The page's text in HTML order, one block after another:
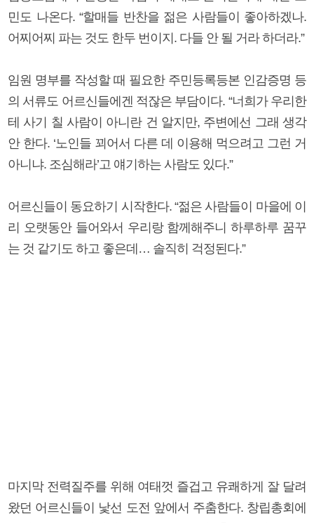
민도 나온다. “할매들 반찬을 젊은 사람들이 좋아하겠나.
어찌어찌 파는 것도 한두 번이지. 다들 안 될 거라 하더라.”
임원 명부를 작성할 때 필요한 주민등록등본 인감증명 등
의 서류도 어르신들에겐 적잖은 부담이다. “너희가 우리한
테 사기 칠 사람이 아니란 건 알지만, 주변에선 그래 생각
안 한다. ‘노인들 꾀어서 다른 데 이용해 먹으려고 그런 거
아니냐. 조심해라’고 얘기하는 사람도 있다.”
어르신들이 동요하기 시작한다. “젊은 사람들이 마을에 이
리 오랫동안 들어와서 우리랑 함께해주니 하루하루 꿈꾸
는 것 같기도 하고 좋은데… 솔직히 걱정된다.”
마지막 전력질주를 위해 여태껏 즐겁고 유쾌하게 잘 달려
왔던 어르신들이 낯선 도전 앞에서 주춤한다. 창립총회에